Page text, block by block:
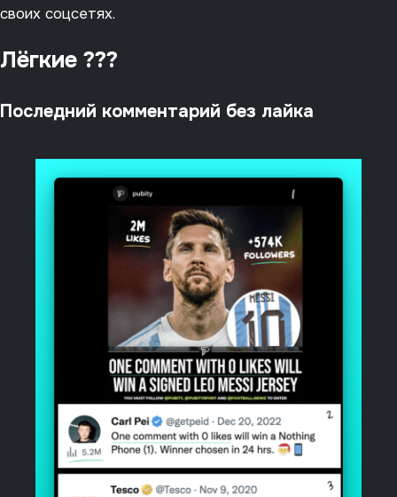
своих соцсетях.
Лёгкие ???
Последний комментарий без лайка